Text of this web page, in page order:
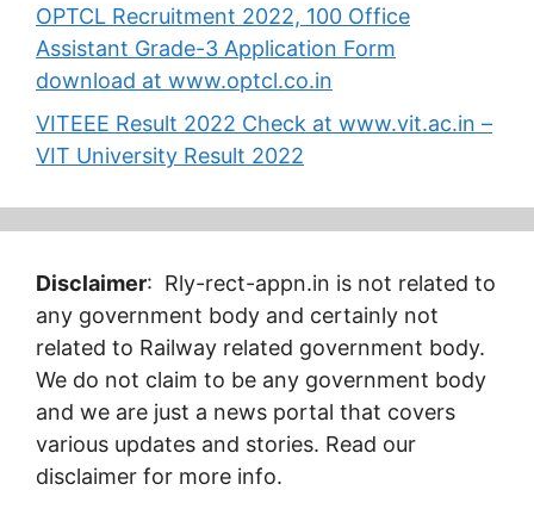
OPTCL Recruitment 2022, 100 Office
Assistant Grade-3 Application Form
download at www.optcl.co.in
VITEEE Result 2022 Check at www.vit.ac.in –
VIT University Result 2022
Disclaimer: Rly-rect-appn.in is not related to
any government body and certainly not
related to Railway related government body.
We do not claim to be any government body
and we are just a news portal that covers
various updates and stories. Read our
disclaimer for more info.